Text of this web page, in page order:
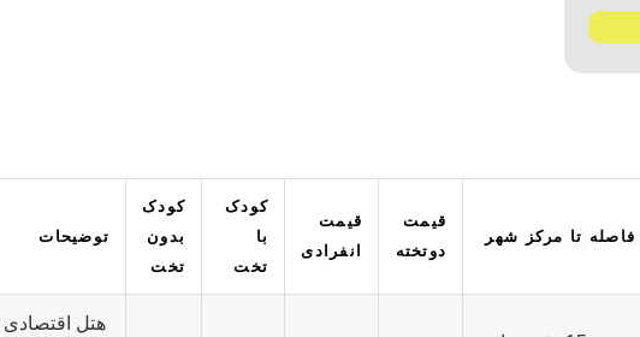
فاصله تا مرکز شهر
قیمت
دوتخته
قیمت
انفرادی
کودک
با
تخت
کودک
بدون
تخت
توضیحات
هتل اقتصادی